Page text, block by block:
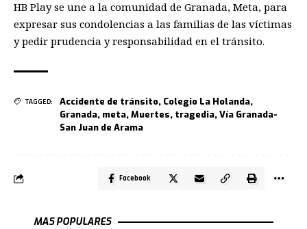
HB Play se une a la comunidad de Granada, Meta, para
expresar sus condolencias a las familias de las víctimas
y pedir prudencia y responsabilidad en el tránsito.
TAGGED: Accidente de tránsito, Colegio La Holanda,
Granada, meta,Muertes, tragedia,Vía Granada-
San Juan de Arama
Facebook
MAS POPULARES